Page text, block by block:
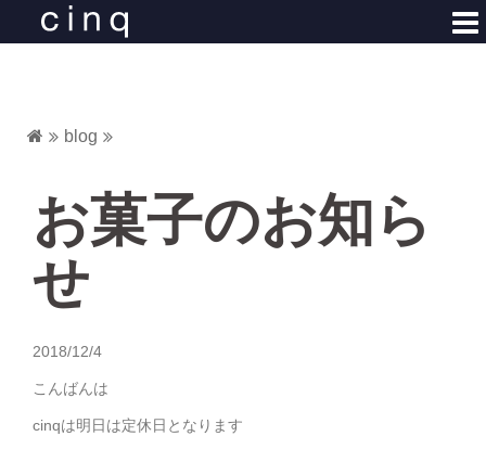
blog
お菓子のお知ら
せ
2018/12/4
こんばんは
cinqは明日は定休日となります